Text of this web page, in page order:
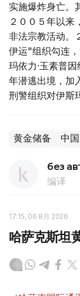
实施爆炸身亡。
２００５年以来
非法宗教活动。
伊运"组织勾连
玛依力·玉素普
年潜逃出境，加
刑警组织对伊斯
黄金储备 中国
без
编译
17:15, 06 8月 2026
哈萨克斯坦